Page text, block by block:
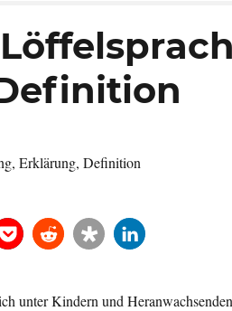
unter Kindern und